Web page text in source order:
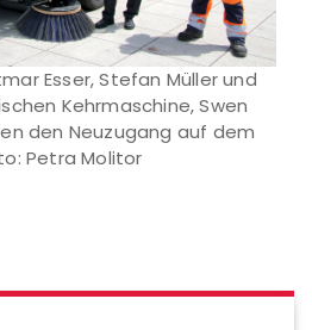
Esser, Stefan Müller und
Kehrmaschine, Swen
den Neuzugang auf dem
Petra Molitor